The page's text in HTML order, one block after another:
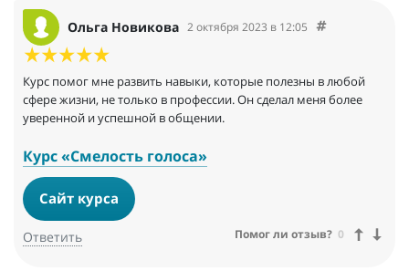
Ольга Новикова 2 октября 2023 в 12:05
Курс помог мне развить навыки, которые полезны в любой
сфере жизни, не только в профессии. Он сделал меня более
уверенной и успешной в общении.
Курс «Смелость голоса»
Сайт курса
Ответить Помог ли отзыв? 0